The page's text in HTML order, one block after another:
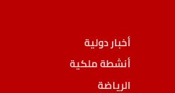
أخبار دولية
أنشطة ملكية
الرياضة